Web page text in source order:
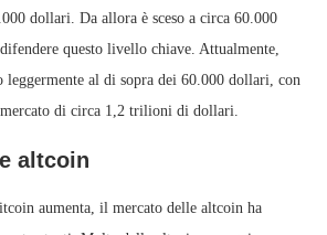
dollari. Da allora è sceso a circa 60.000
questo livello chiave. Attualmente,
leggermente al di sopra dei 60.000 dollari, con
di circa 1,2 trilioni di dollari.
altcoin
aumenta, il mercato delle altcoin ha